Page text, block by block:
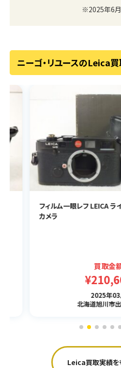
※2025年6
ニーゴ・リユースのLeica
フィルム一眼レフ LEICA ラ
カメラ
買取金
2025年03
北海道旭川市
Leica買取実績を